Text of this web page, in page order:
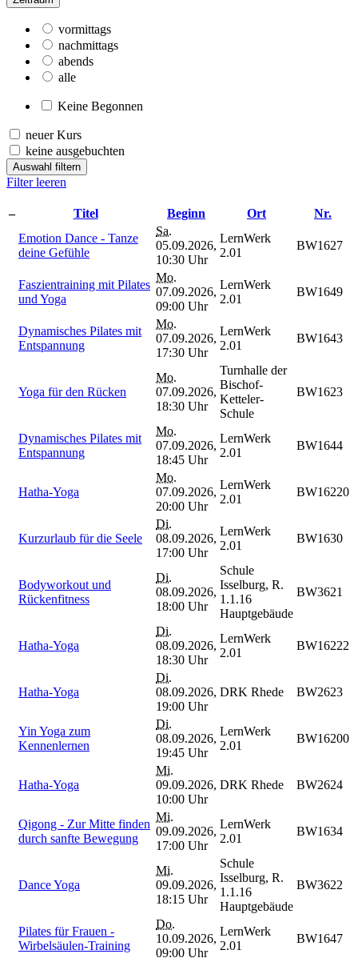
vormittags
nachmittags
abends
alle
Keine Begonnen
neuer Kurs
keine ausgebuchten
Auswahl filtern
Filter leeren
– Titel Beginn Ort
Nr.
Emotion Dance - Tanze
deine Gefühle
Sa.
05.09.2026,
10:30 Uhr
LernWerk
2.01
BW1627
Faszientraining mit Pilates
und Yoga
Mo.
07.09.2026,
09:00 Uhr
LernWerk
2.01
BW1649
Dynamisches Pilates mit
Entspannung
Mo.
07.09.2026,
17:30 Uhr
LernWerk
2.01
BW1643
Yoga für den Rücken
Mo.
07.09.2026,
18:30 Uhr
Turnhalle der
Bischof-
Ketteler-
Schule
BW1623
Dynamisches Pilates mit
Entspannung
Mo.
07.09.2026,
18:45 Uhr
LernWerk
2.01
BW1644
Hatha-Yoga
Mo.
07.09.2026,
20:00 Uhr
LernWerk
2.01
BW16220
Kurzurlaub für die Seele
Di.
08.09.2026,
17:00 Uhr
LernWerk
2.01
BW1630
Bodyworkout und
Rückenfitness
Di.
08.09.2026,
18:00 Uhr
Schule
Isselburg, R.
1.1.16
Hauptgebäude
BW3621
Hatha-Yoga
Di.
08.09.2026,
18:30 Uhr
LernWerk
2.01
BW16222
Hatha-Yoga
Di.
08.09.2026,
19:00 Uhr
DRK Rhede BW2623
Yin Yoga zum
Kennenlernen
Di.
08.09.2026,
19:45 Uhr
LernWerk
2.01
BW16200
Hatha-Yoga
Mi.
09.09.2026,
10:00 Uhr
DRK Rhede BW2624
Qigong - Zur Mitte finden
durch sanfte Bewegung
Mi.
09.09.2026,
17:00 Uhr
LernWerk
2.01
BW1634
Dance Yoga
Mi.
09.09.2026,
18:15 Uhr
Schule
Isselburg, R.
1.1.16
Hauptgebäude
BW3622
Pilates für Frauen -
Wirbelsäulen-Training
Do.
10.09.2026,
09:00 Uhr
LernWerk
2.01
BW1647